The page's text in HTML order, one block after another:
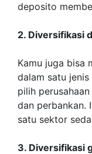
deposito
2. Diversifikasi
Kamu juga bisa
dalam satu jenis
pilih
dan perbankan.
satu sektor
3. Diversifikasi